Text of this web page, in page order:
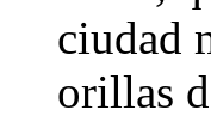
ciudad
orillas